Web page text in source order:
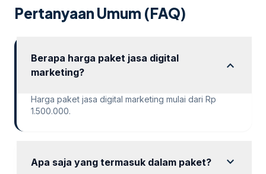
cukup? Atau […]
Pertanyaan Umum (FAQ)
Berapa harga paket jasa digital
marketing?
expand_more
Harga paket jasa digital marketing mulai dari Rp
1.500.000.
Apa saja yang termasuk dalam paket? expand_more